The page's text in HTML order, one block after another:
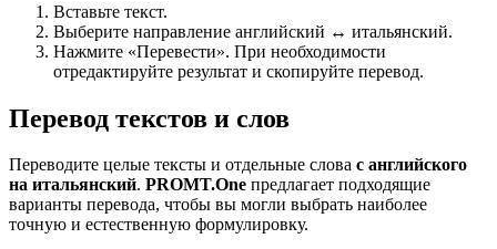
Вставьте текст.
Выберите направление английский ↔ итальянский.
Нажмите «Перевести». При необходимости
отредактируйте результат и скопируйте перевод.
Перевод текстов и слов
Переводите целые тексты и отдельные слова с английского
на итальянский. PROMT.One предлагает подходящие
варианты перевода, чтобы вы могли выбрать наиболее
точную и естественную формулировку.